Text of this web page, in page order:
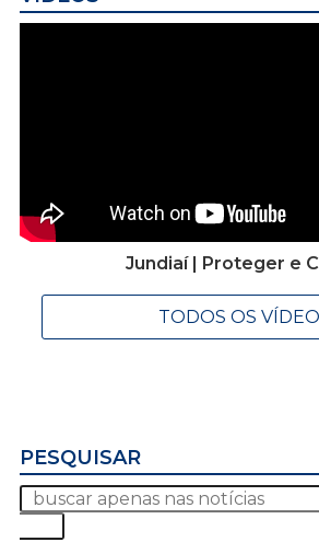
Jundiaí | Proteger e
TODOS OS
PESQUISAR